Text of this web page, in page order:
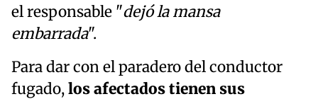
el responsable "dejó la mansa
embarrada".
Para dar con el paradero del conductor
fugado,los afectados tienen sus